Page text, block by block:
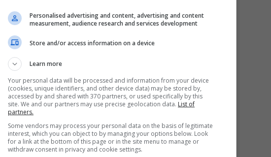
Personalised advertising and content, advertising and content
measurement, audience research and services development
Store and/or access information on a device
Learn more
Your personal data will be processed and information from your device
(cookies, unique identifiers, and other device data) may be stored by,
accessed by and shared with 370 partners, or used specifically by this
site. We and our partners may use precise geolocation data. List of
partners.
Some vendors may process your personal data on the basis of legitimate
interest, which you can object to by managing your options below. Look
for a link at the bottom of this page or in the site menu to manage or
withdraw consent in privacy and cookie settings.